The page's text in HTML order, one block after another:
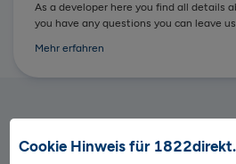
Cookie Hinweis für
As a developer here you find all details
you have any questions you can leave
Mehr erfahren
Bankverbindung / Kontakt